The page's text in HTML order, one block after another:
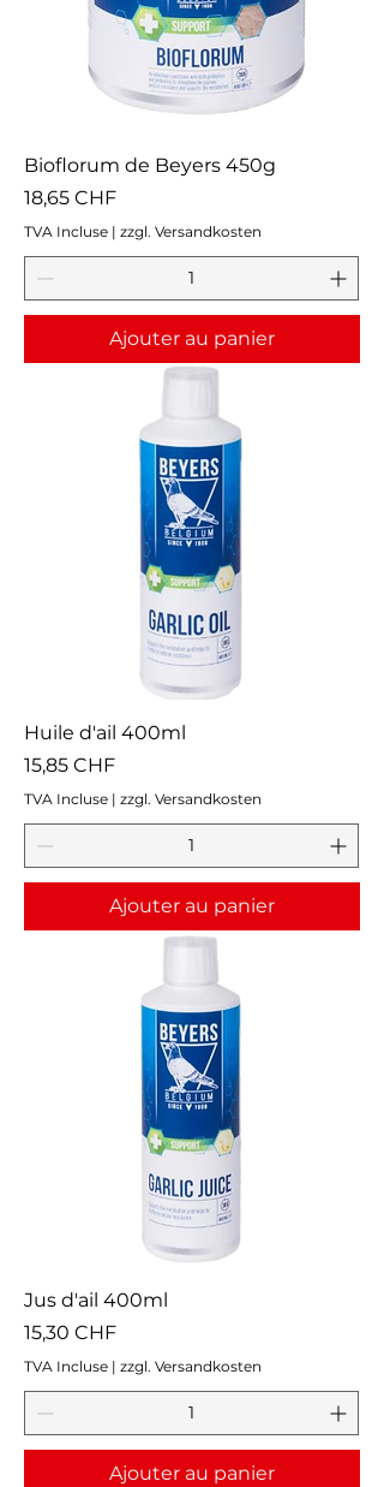
Bioflorum de Beyers 450g
Prix
18,65 CHF
TVA Incluse | zzgl. Versandkosten
Ajouter au panier
Huile d'ail 400ml
Prix
15,85 CHF
TVA Incluse | zzgl. Versandkosten
Ajouter au panier
Jus d'ail 400ml
Prix
15,30 CHF
TVA Incluse | zzgl. Versandkosten
Ajouter au panier